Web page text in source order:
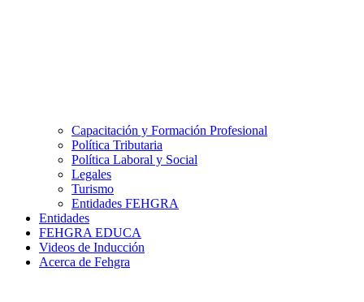
Capacitación y Formación Profesional
Política Tributaria
Política Laboral y Social
Legales
Turismo
Entidades FEHGRA
Entidades
FEHGRA EDUCA
Videos de Inducción
Acerca de Fehgra